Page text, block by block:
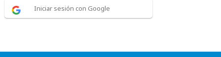
Iniciar sesión con Google